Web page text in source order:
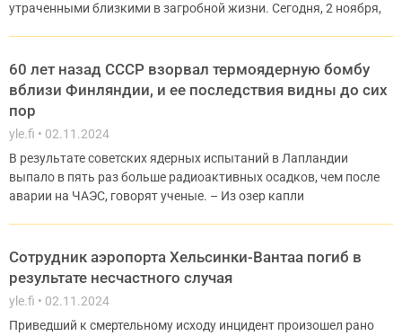
утраченными близкими в загробной жизни. Сегодня, 2 ноября,
60 лет назад СССР взорвал термоядерную бомбу
вблизи Финляндии, и ее последствия видны до сих
пор
yle.fi
02.11.2024
В результате советских ядерных испытаний в Лапландии
выпало в пять раз больше радиоактивных осадков, чем после
аварии на ЧАЭС, говорят ученые. – Из озер капли
Сотрудник аэропорта Хельсинки-Вантаа погиб в
результате несчастного случая
yle.fi
02.11.2024
Приведший к смертельному исходу инцидент произошел рано